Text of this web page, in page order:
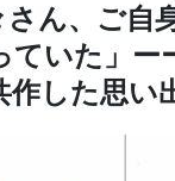
さん、ご
いた」ー
した思い